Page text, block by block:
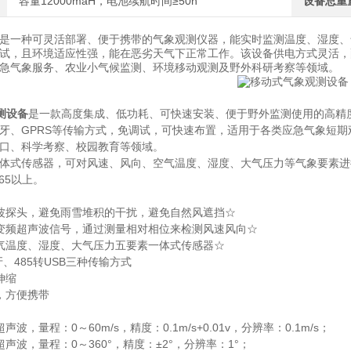
一种可灵活部署、便于携带的气象观测仪器，能实时监测温度、湿度
，且环境适应性强，能在恶劣天气下正常工作。该设备供电方式灵活
气象服务、农业小气候监测、环境移动观测及野外科研考察等领域。
设备是一款高度集成、低功耗、可快速安装、便于野外监测使用的高精
、GPRS等传输方式，免调试，可快速布置，适用于各类应急气象短
、科学考察、校园教育等领域。
式传感器，可对风速、风向、空气温度、湿度、大气压力等气象要素
以上。
探头，避免雨雪堆积的干扰，避免自然风遮挡☆
频超声波信号，通过测量相对相位来检测风速风向☆
温度、湿度、大气压力五要素一体式传感器☆
485转USB三种传输方式
缩
方便携带
声波，量程：0～60m/s，精度：0.1m/s+0.01v，分辨率：0.1m/s；
波，量程：0～360°，精度：±2°，分辨率：1°；